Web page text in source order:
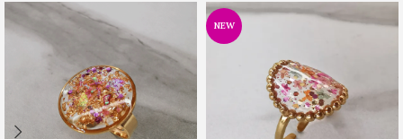
NEW